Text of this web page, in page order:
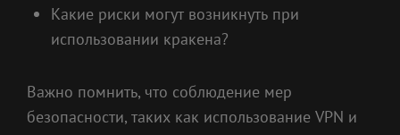
Какие риски могут возникнуть при
использовании кракена?
Важно помнить, что соблюдение мер
безопасности, таких как использование VPN и